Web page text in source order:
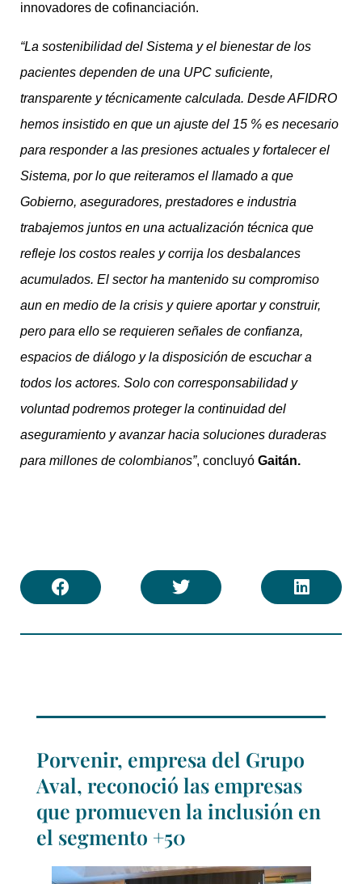
innovadores de cofinanciación.
“La sostenibilidad del Sistema y el bienestar de los
pacientes dependen de una UPC suficiente,
transparente y técnicamente calculada. Desde AFIDRO
hemos insistido en que un ajuste del 15 % es necesario
para responder a las presiones actuales y fortalecer el
Sistema, por lo que reiteramos el llamado a que
Gobierno, aseguradores, prestadores e industria
trabajemos juntos en una actualización técnica que
refleje los costos reales y corrija los desbalances
acumulados. El sector ha mantenido su compromiso
aun en medio de la crisis y quiere aportar y construir,
pero para ello se requieren señales de confianza,
espacios de diálogo y la disposición de escuchar a
todos los actores. Solo con corresponsabilidad y
voluntad podremos proteger la continuidad del
aseguramiento y avanzar hacia soluciones duraderas
para millones de colombianos”, concluyó Gaitán.
Porvenir, empresa del Grupo
Aval, reconoció las empresas
que promueven la inclusión en
el segmento +50